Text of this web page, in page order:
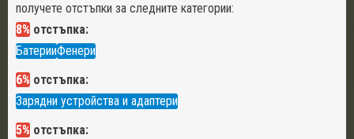
получете отстъпки за следните категории:
8% отстъпка:
БатерииФенери
6% отстъпка:
Зарядни устройства и адаптери
5% отстъпка: